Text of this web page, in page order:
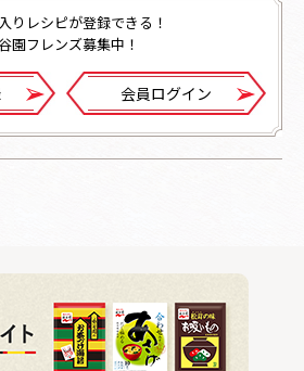
りレシピが登録できる！
園フレンズ募集中！
会員ログイン